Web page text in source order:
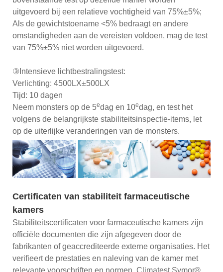
uitgevoerd bij een relatieve vochtigheid van 75%±5%;
Als de gewichtstoename <5% bedraagt ​​en andere
omstandigheden aan de vereisten voldoen, mag de test
van 75%±5% niet worden uitgevoerd.
③Intensieve lichtbestralingstest:
Verlichting: 4500LX±500LX
Tijd: 10 dagen
Neem monsters op de 5edag en 10edag, en test het
volgens de belangrijkste stabiliteitsinspectie-items, let
op de uiterlijke veranderingen van de monsters.
Certificaten van stabiliteit farmaceutische
kamers
Stabiliteitscertificaten voor farmaceutische kamers zijn
officiële documenten die zijn afgegeven door de
fabrikanten of geaccrediteerde externe organisaties. Het
verifieert de prestaties en naleving van de kamer met
relevante voorschriften en normen. Climatest Symor®